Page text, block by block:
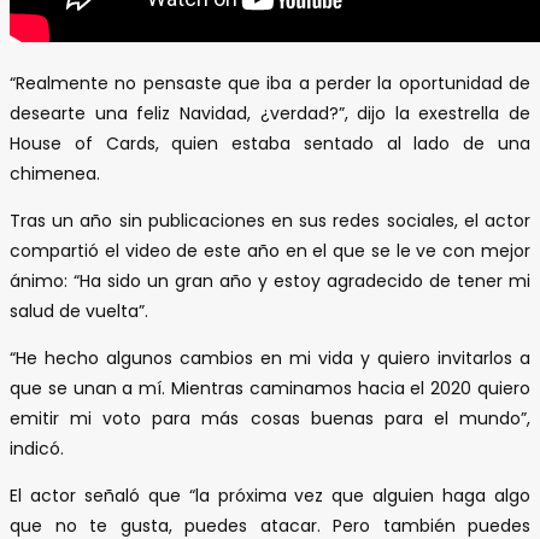
“Realmente no pensaste que iba a perder la oportunidad de
desearte una feliz Navidad, ¿verdad?”, dijo la exestrella de
House of Cards, quien estaba sentado al lado de una
chimenea.
Tras un año sin publicaciones en sus redes sociales, el actor
compartió el video de este año en el que se le ve con mejor
ánimo: “Ha sido un gran año y estoy agradecido de tener mi
salud de vuelta”.
“He hecho algunos cambios en mi vida y quiero invitarlos a
que se unan a mí. Mientras caminamos hacia el 2020 quiero
emitir mi voto para más cosas buenas para el mundo”,
indicó.
El actor señaló que “la próxima vez que alguien haga algo
que no te gusta, puedes atacar. Pero también puedes